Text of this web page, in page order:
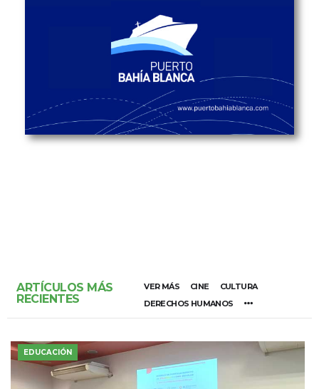
ARTÍCULOS MÁS
RECIENTES
VER MÁS CINE
CULTURA
DERECHOS HUMANOS
EDUCACIÓN